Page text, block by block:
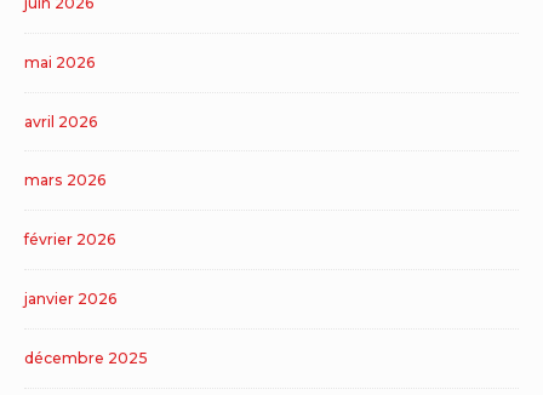
mai 2026
avril 2026
mars 2026
février 2026
janvier 2026
décembre 2025